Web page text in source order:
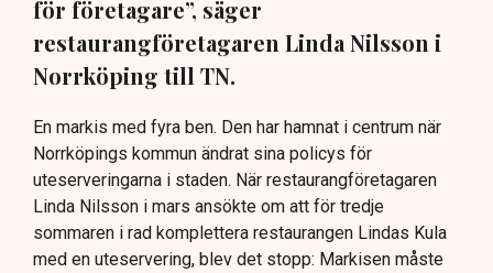
för företagare”, säger
restaurangföretagaren Linda Nilsson i
Norrköping till TN.
En markis med fyra ben. Den har hamnat i centrum när
Norrköpings kommun ändrat sina policys för
uteserveringarna i staden. När restaurangföretagaren
Linda Nilsson i mars ansökte om att för tredje
sommaren i rad komplettera restaurangen Lindas Kula
med en uteservering, blev det stopp: Markisen måste